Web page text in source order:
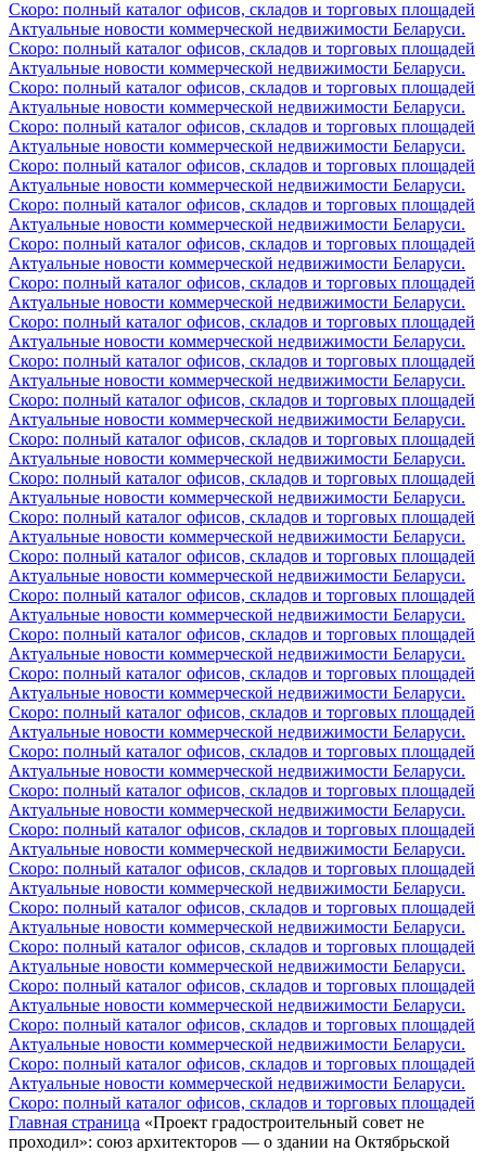
Скоро: полный каталог офисов, складов и торговых площадей
Актуальные новости коммерческой недвижимости Беларуси.
Скоро: полный каталог офисов, складов и торговых площадей
Актуальные новости коммерческой недвижимости Беларуси.
Скоро: полный каталог офисов, складов и торговых площадей
Актуальные новости коммерческой недвижимости Беларуси.
Скоро: полный каталог офисов, складов и торговых площадей
Актуальные новости коммерческой недвижимости Беларуси.
Скоро: полный каталог офисов, складов и торговых площадей
Актуальные новости коммерческой недвижимости Беларуси.
Скоро: полный каталог офисов, складов и торговых площадей
Актуальные новости коммерческой недвижимости Беларуси.
Скоро: полный каталог офисов, складов и торговых площадей
Актуальные новости коммерческой недвижимости Беларуси.
Скоро: полный каталог офисов, складов и торговых площадей
Актуальные новости коммерческой недвижимости Беларуси.
Скоро: полный каталог офисов, складов и торговых площадей
Актуальные новости коммерческой недвижимости Беларуси.
Скоро: полный каталог офисов, складов и торговых площадей
Актуальные новости коммерческой недвижимости Беларуси.
Скоро: полный каталог офисов, складов и торговых площадей
Актуальные новости коммерческой недвижимости Беларуси.
Скоро: полный каталог офисов, складов и торговых площадей
Актуальные новости коммерческой недвижимости Беларуси.
Скоро: полный каталог офисов, складов и торговых площадей
Актуальные новости коммерческой недвижимости Беларуси.
Скоро: полный каталог офисов, складов и торговых площадей
Актуальные новости коммерческой недвижимости Беларуси.
Скоро: полный каталог офисов, складов и торговых площадей
Актуальные новости коммерческой недвижимости Беларуси.
Скоро: полный каталог офисов, складов и торговых площадей
Актуальные новости коммерческой недвижимости Беларуси.
Скоро: полный каталог офисов, складов и торговых площадей
Актуальные новости коммерческой недвижимости Беларуси.
Скоро: полный каталог офисов, складов и торговых площадей
Актуальные новости коммерческой недвижимости Беларуси.
Скоро: полный каталог офисов, складов и торговых площадей
Актуальные новости коммерческой недвижимости Беларуси.
Скоро: полный каталог офисов, складов и торговых площадей
Актуальные новости коммерческой недвижимости Беларуси.
Скоро: полный каталог офисов, складов и торговых площадей
Актуальные новости коммерческой недвижимости Беларуси.
Скоро: полный каталог офисов, складов и торговых площадей
Актуальные новости коммерческой недвижимости Беларуси.
Скоро: полный каталог офисов, складов и торговых площадей
Актуальные новости коммерческой недвижимости Беларуси.
Скоро: полный каталог офисов, складов и торговых площадей
Актуальные новости коммерческой недвижимости Беларуси.
Скоро: полный каталог офисов, складов и торговых площадей
Актуальные новости коммерческой недвижимости Беларуси.
Скоро: полный каталог офисов, складов и торговых площадей
Актуальные новости коммерческой недвижимости Беларуси.
Скоро: полный каталог офисов, складов и торговых площадей
Актуальные новости коммерческой недвижимости Беларуси.
Скоро: полный каталог офисов, складов и торговых площадей
Актуальные новости коммерческой недвижимости Беларуси.
Скоро: полный каталог офисов, складов и торговых площадей
Главная страница «Проект градостроительный совет не
проходил»: союз архитекторов — о здании на Октябрьской